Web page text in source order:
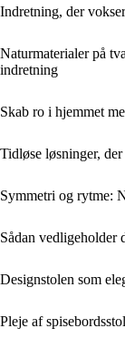
Indretning, der
Naturmaterialer på
indretning
Skab ro i hjemmet
Tidløse løsninger,
Symmetri og rytme:
Sådan vedligeholder
Designstolen som
Pleje af